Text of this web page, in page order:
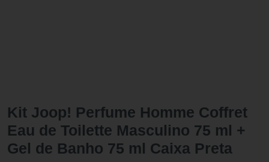
Kit Joop! Perfume Homme Coffret
Eau de Toilette Masculino 75 ml +
Gel de Banho 75 ml Caixa Preta